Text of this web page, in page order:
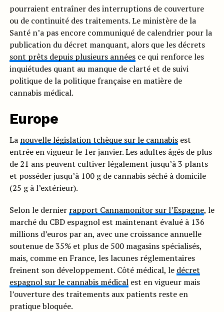
pourraient entraîner des interruptions de couverture
ou de continuité des traitements. Le ministère de la
Santé n’a pas encore communiqué de calendrier pour la
publication du décret manquant, alors que les décrets
sont prêts depuis plusieurs annéesce qui renforce les
inquiétudes quant au manque de clarté et de suivi
politique de la politique française en matière de
cannabis médical.
Europe
La nouvelle législation tchèque sur le cannabisest
entrée en vigueur le 1er janvier. Les adultes âgés de plus
de 21 ans peuvent cultiver légalement jusqu’à 3 plants
et posséder jusqu’à 100 g de cannabis séché à domicile
(25 g à l’extérieur).
Selon le dernier rapport Cannamonitor sur l’Espagne, le
marché du CBD espagnol est maintenant évalué à 136
millions d’euros par an, avec une croissance annuelle
soutenue de 35% et plus de 500 magasins spécialisés,
mais, comme en France, les lacunes réglementaires
freinent son développement. Côté médical, le décret
espagnol sur le cannabis médicalest en vigueur mais
l’ouverture des traitements aux patients reste en
pratique bloquée.